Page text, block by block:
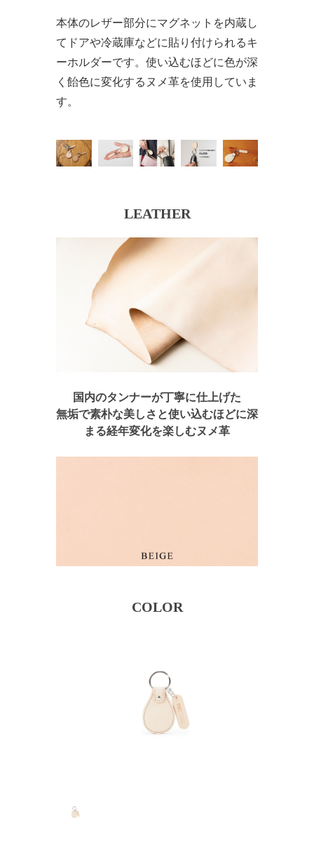
本体のレザー部分にマグネットを内蔵し
てドアや冷蔵庫などに貼り付けられるキ
ーホルダーです。使い込むほどに色が深
く飴色に変化するヌメ革を使用していま
す。
LEATHER
国内のタンナーが丁寧に仕上げた
無垢で素朴な美しさと使い込むほどに深
まる経年変化を楽しむヌメ革
COLOR